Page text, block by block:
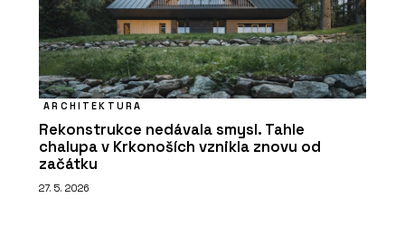
ARCHITEKTURA
Rekonstrukce nedávala smysl. Tahle
chalupa v Krkonoších vznikla znovu od
začátku
27. 5. 2026